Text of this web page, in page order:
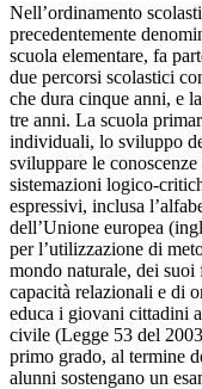
Nell’ordinamento
precedentemente
scuola elementare, fa
due percorsi scolastici
che dura cinque anni, e
tre anni. La scuola
individuali, lo sviluppo
sviluppare le
sistemazioni logico-
espressivi, inclusa
dell’Unione europea
per l’utilizzazione di
mondo naturale, dei
capacità relazionali e di
educa i giovani cittadini
civile (Legge 53 del
primo grado, al termine
alunni sostengano un